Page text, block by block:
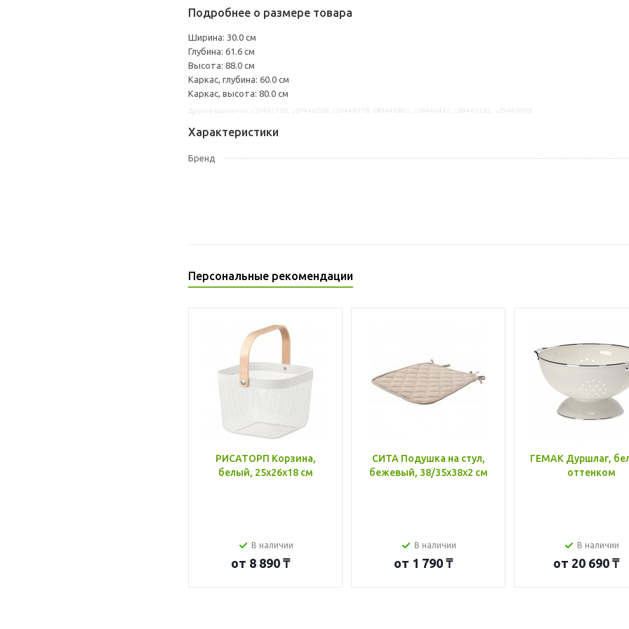
Подробнее о размере товара
Ширина: 30.0 см
Глубина: 61.6 см
Высота: 88.0 см
Каркас, глубина: 60.0 см
Каркас, высота: 80.0 см
Характеристики
Бренд
Персональные рекомендации
РИСАТОРП Корзина,
белый, 25x26x18 см
В наличии
от 8 890 ₸
СИТА Подушка на стул,
бежевый, 38/35x38x2 см
В наличии
от 1 790 ₸
ГЕМАК Дуршлаг,
оттенком
В наличии
от 20 690 ₸